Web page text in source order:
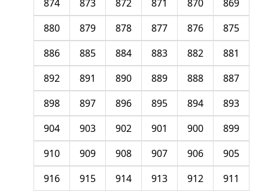
869
870
871
872
873
874
875
876
877
878
879
880
881
882
883
884
885
886
887
888
889
890
891
892
893
894
895
896
897
898
899
900
901
902
903
904
905
906
907
908
909
910
911
912
913
914
915
916